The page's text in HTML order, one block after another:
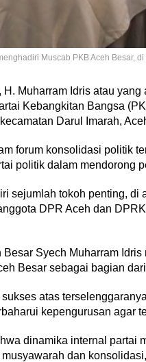
Muscab PKB Aceh Besar,
Muharram Idris atau
Kebangkitan Bangsa
Darul Imarah,
forum konsolidasi politik
politik dalam mendorong
sejumlah tokoh penting, di
DPR Aceh dan
Syech Muharram
Besar sebagai bagian
atas
kepengurusan agar
dinamika internal partai
dan